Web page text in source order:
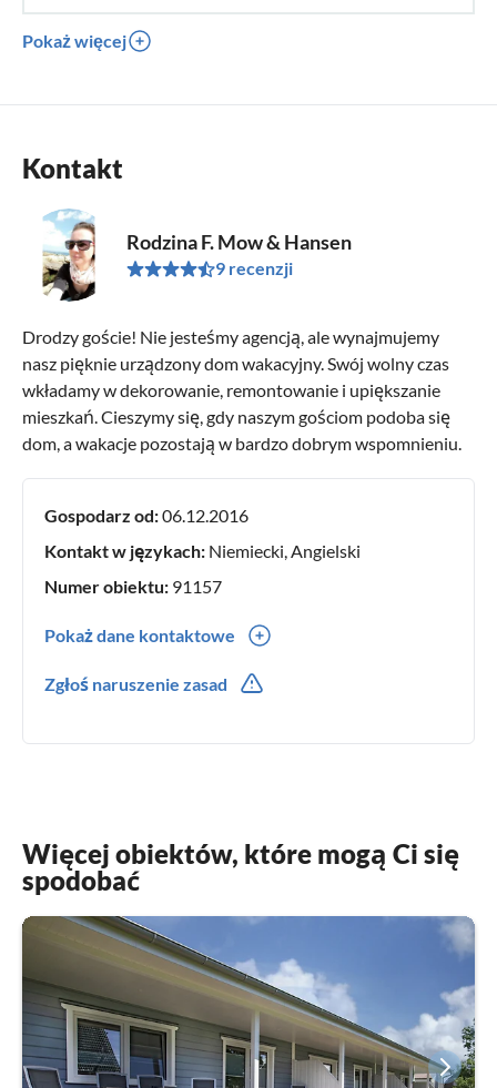
Pokaż więcej
Kontakt
Rodzina F. Mow & Hansen
9 recenzji
Drodzy goście! Nie jesteśmy agencją, ale wynajmujemy
nasz pięknie urządzony dom wakacyjny. Swój wolny czas
wkładamy w dekorowanie, remontowanie i upiększanie
mieszkań. Cieszymy się, gdy naszym gościom podoba się
dom, a wakacje pozostają w bardzo dobrym wspomnieniu.
Gospodarz od:06.12.2016
Kontakt w językach: Niemiecki, Angielski
Numer obiektu: 91157
Pokaż dane kontaktowe
Zgłoś naruszenie zasad
Więcej obiektów, które mogą Ci się
spodobać